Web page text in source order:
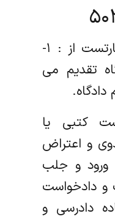
ماده ۵۰۲ هزینه دادرسی عبارتست از : ۱-
تقدیم می
کتبی یا
و اعتراض
ورود و جلب
دادخواست
دادرسی و